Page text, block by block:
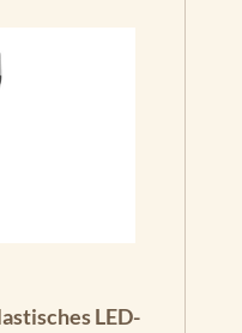
LED-